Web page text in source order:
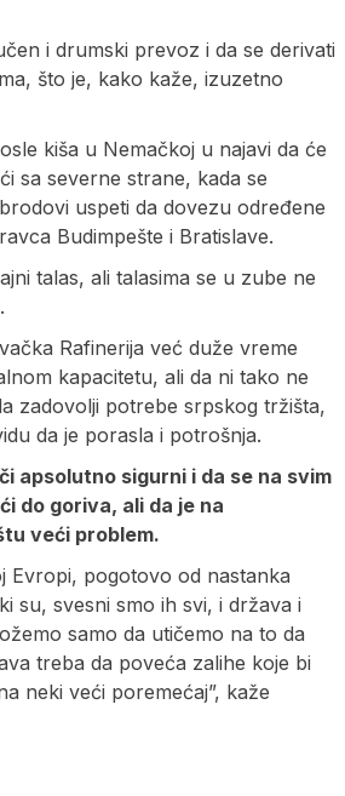
i drumski prevoz i da se derivati
što je, kako kaže, izuzetno
kiša u Nemačkoj u najavi da će
sa severne strane, kada se
uspeti da dovezu određene
Budimpešte i Bratislave.
talas, ali talasima se u zube ne
Rafinerija već duže vreme
kapacitetu, ali da ni tako ne
zadovolji potrebe srpskog tržišta,
da je porasla i potrošnja.
apsolutno sigurni i da se na svim
do goriva, ali da je na
veći problem.
Evropi, pogotovo od nastanka
su, svesni smo ih svi, i država i
samo da utičemo na to da
treba da poveća zalihe koje bi
neki veći poremećaj”, kaže